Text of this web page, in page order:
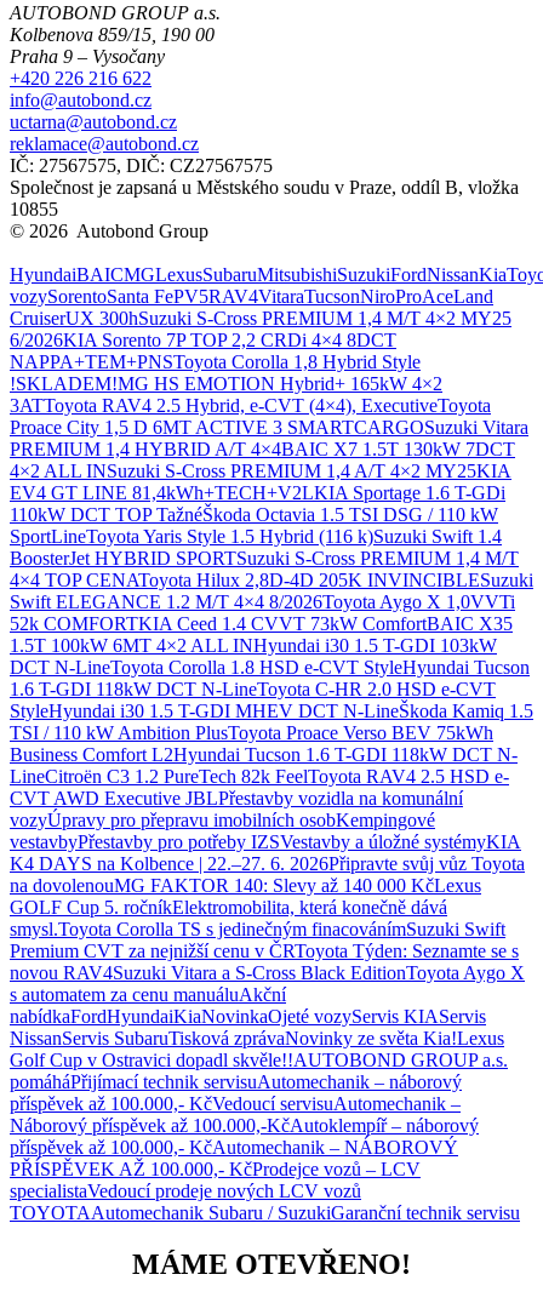
AUTOBOND GROUP a.s.
Kolbenova 859/15, 190 00
Praha 9 – Vysočany
+420 226 216 622
info@autobond.cz
uctarna@autobond.cz
reklamace@autobond.cz
IČ: 27567575, DIČ: CZ27567575
Společnost je zapsaná u Městského soudu v Praze, oddíl B, vložka
10855
© 2026 Autobond Group
HyundaiBAICMGLexusSubaruMitsubishiSuzukiFordNissanKia
vozySorentoSanta FePV5RAV4VitaraTucsonNiroProAceLand
CruiserUX 300hSuzuki S-Cross PREMIUM 1,4 M/T 4×2 MY25
6/2026KIA Sorento 7P TOP 2,2 CRDi 4×4 8DCT
NAPPA+TEM+PNSToyota Corolla 1,8 Hybrid Style
!SKLADEM!MG HS EMOTION Hybrid+ 165kW 4×2
3ATToyota RAV4 2.5 Hybrid, e-CVT (4×4), ExecutiveToyota
Proace City 1,5 D 6MT ACTIVE 3 SMARTCARGOSuzuki Vitara
PREMIUM 1,4 HYBRID A/T 4×4BAIC X7 1.5T 130kW 7DCT
4×2 ALL INSuzuki S-Cross PREMIUM 1,4 A/T 4×2 MY25KIA
EV4 GT LINE 81,4kWh+TECH+V2LKIA Sportage 1.6 T-GDi
110kW DCT TOP TažnéŠkoda Octavia 1.5 TSI DSG / 110 kW
SportLineToyota Yaris Style 1.5 Hybrid (116 k)Suzuki Swift 1.4
BoosterJet HYBRID SPORTSuzuki S-Cross PREMIUM 1,4 M/T
4×4 TOP CENAToyota Hilux 2,8D-4D 205K INVINCIBLESuzuki
Swift ELEGANCE 1.2 M/T 4×4 8/2026Toyota Aygo X 1,0VVTi
52k COMFORTKIA Ceed 1.4 CVVT 73kW ComfortBAIC X35
1.5T 100kW 6MT 4×2 ALL INHyundai i30 1.5 T-GDI 103kW
DCT N-LineToyota Corolla 1.8 HSD e-CVT StyleHyundai Tucson
1.6 T-GDI 118kW DCT N-LineToyota C-HR 2.0 HSD e-CVT
StyleHyundai i30 1.5 T-GDI MHEV DCT N-LineŠkoda Kamiq 1.5
TSI / 110 kW Ambition PlusToyota Proace Verso BEV 75kWh
Business Comfort L2Hyundai Tucson 1.6 T-GDI 118kW DCT N-
LineCitroën C3 1.2 PureTech 82k FeelToyota RAV4 2.5 HSD e-
CVT AWD Executive JBLPřestavby vozidla na komunální
vozyÚpravy pro přepravu imobilních osobKempingové
vestavbyPřestavby pro potřeby IZSVestavby a úložné systémyKIA
K4 DAYS na Kolbence | 22.–27. 6. 2026Připravte svůj vůz Toyota
na dovolenouMG FAKTOR 140: Slevy až 140 000 KčLexus
GOLF Cup 5. ročníkElektromobilita, která konečně dává
smysl.Toyota Corolla TS s jedinečným finacovánímSuzuki Swift
Premium CVT za nejnižší cenu v ČRToyota Týden: Seznamte se s
novou RAV4Suzuki Vitara a S-Cross Black EditionToyota Aygo X
s automatem za cenu manuáluAkční
nabídkaFordHyundaiKiaNovinkaOjeté vozyServis KIAServis
NissanServis SubaruTisková zprávaNovinky ze světa Kia!Lexus
Golf Cup v Ostravici dopadl skvěle!!AUTOBOND GROUP a.s.
pomáháPřijímací technik servisuAutomechanik – náborový
příspěvek až 100.000,- KčVedoucí servisuAutomechanik –
Náborový příspěvek až 100.000,-KčAutoklempíř – náborový
příspěvek až 100.000,- KčAutomechanik – NÁBOROVÝ
PŘÍSPĚVEK AŽ 100.000,- KčProdejce vozů – LCV
specialistaVedoucí prodeje nových LCV vozů
TOYOTAAutomechanik Subaru / SuzukiGaranční technik servisu
MÁME OTEVŘENO!